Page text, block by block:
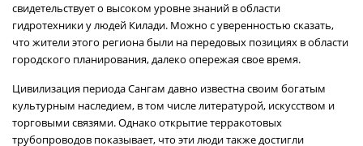
свидетельствует о высоком уровне знаний в области
гидротехники у людей Килади. Можно с уверенностью сказать,
что жители этого региона были на передовых позициях в области
городского планирования, далеко опережая свое время.
Цивилизация периода Сангам давно известна своим богатым
культурным наследием, в том числе литературой, искусством и
торговыми связями. Однако открытие терракотовых
трубопроводов показывает, что эти люди также достигли